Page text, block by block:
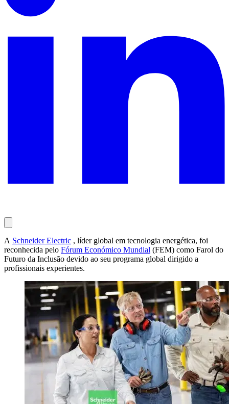
A Schneider Electric , líder global em tecnologia energética, foi
reconhecida pelo Fórum Económico Mundial (FEM) como Farol do
Futuro da Inclusão devido ao seu programa global dirigido a
profissionais experientes.